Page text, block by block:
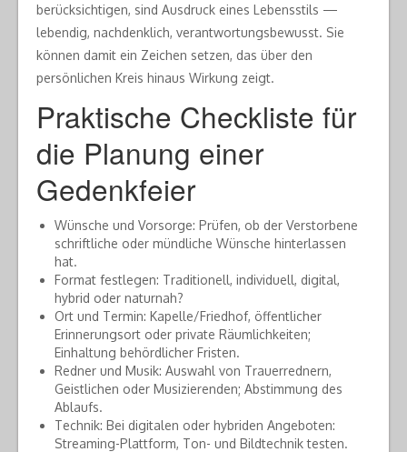
berücksichtigen, sind Ausdruck eines Lebensstils —
lebendig, nachdenklich, verantwortungsbewusst. Sie
können damit ein Zeichen setzen, das über den
persönlichen Kreis hinaus Wirkung zeigt.
Praktische Checkliste für
die Planung einer
Gedenkfeier
Wünsche und Vorsorge: Prüfen, ob der Verstorbene
schriftliche oder mündliche Wünsche hinterlassen
hat.
Format festlegen: Traditionell, individuell, digital,
hybrid oder naturnah?
Ort und Termin: Kapelle/Friedhof, öffentlicher
Erinnerungsort oder private Räumlichkeiten;
Einhaltung behördlicher Fristen.
Redner und Musik: Auswahl von Trauerrednern,
Geistlichen oder Musizierenden; Abstimmung des
Ablaufs.
Technik: Bei digitalen oder hybriden Angeboten:
Streaming-Plattform, Ton- und Bildtechnik testen.